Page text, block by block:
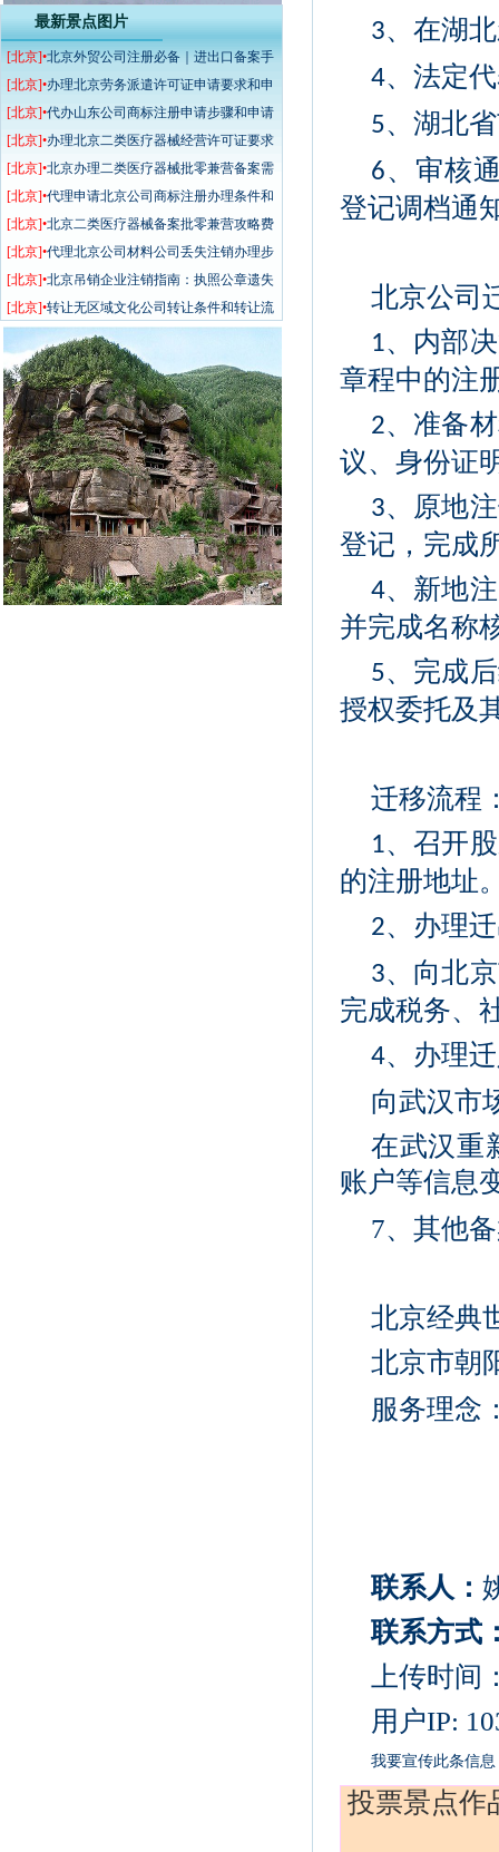
3、在湖
4、法定
5、湖北
6、审核
登记调档通
北京公司
1、内部
章程中的注
2、准备
议、身份证
3、原地
登记，完成
4、新地
并完成名称
5、完成
授权委托及
迁移流程
1、召开
的注册地址
2、办理
3、向北
完成税务、
4、办理
向武汉市
在武汉重
账户等信息
7、 其他
北京经典
北京市朝
服务理念
联系人：
联系方式
上传时间
用户IP:
我要宣传此条信
投票景点作
最新景点图片
[北京]•北京外贸公司注册必备｜进出口备案手
续、费用、周期一文说清
[北京]•办理北京劳务派遣许可证申请要求和申
请步骤
[北京]•代办山东公司商标注册申请步骤和申请
要求
[北京]•办理北京二类医疗器械经营许可证要求
和办理步骤
[北京]•北京办理二类医疗器械批零兼营备案需
要多少钱？
[北京]•代理申请北京公司商标注册办理条件和
办理要求
[北京]•北京二类医疗器械备案批零兼营攻略费
用及无地址、无人员解决方案
[北京]•代理北京公司材料公司丢失注销办理步
骤和注销要求
[北京]•北京吊销企业注销指南：执照公章遗失
不用补，教你省心办结
[北京]•转让无区域文化公司转让条件和转让流
程包迁全国